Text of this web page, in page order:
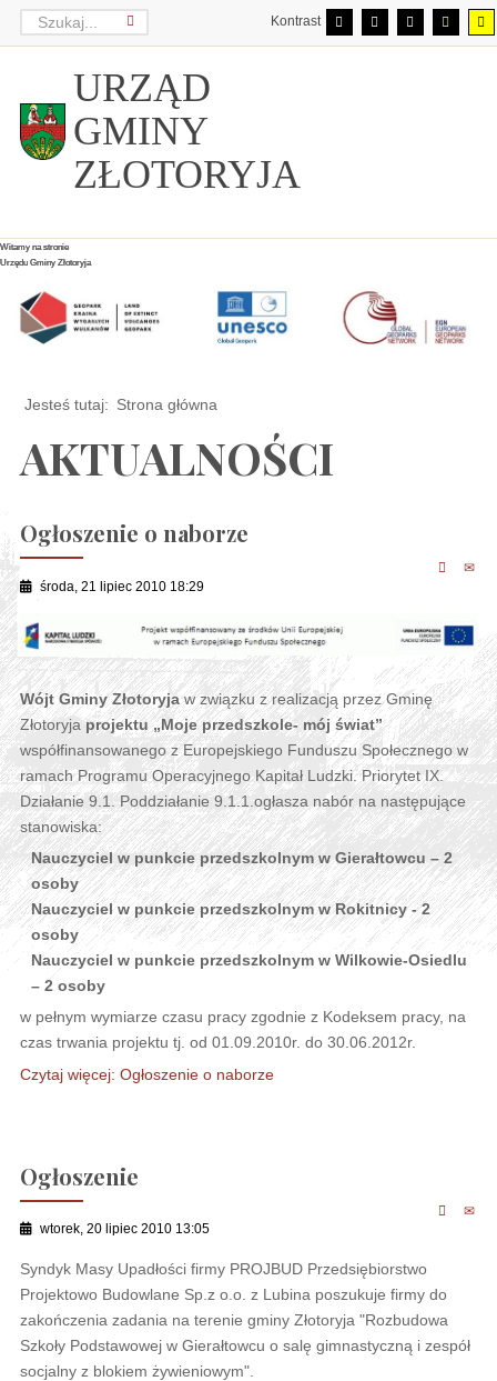
Kontrast
URZĄD
GMINY
ZŁOTORYJA
Witamy na stronie
Urzędu Gminy Złotoryja
Witamy na stronie
Urzędu Gminy Złotoryja
Witamy na stronie
Urzędu Gminy Złotoryja
Jesteś tutaj: Strona główna
AKTUALNOŚCI
Ogłoszenie o naborze
środa, 21 lipiec 2010 18:29
Wójt Gminy Złotoryjaw związku z realizacją przez Gminę
Złotoryja projektu „Moje przedszkole- mój świat”
współfinansowanego z Europejskiego Funduszu Społecznego w
ramach Programu Operacyjnego Kapitał Ludzki. Priorytet IX.
Działanie 9.1. Poddziałanie 9.1.1.ogłasza nabór na następujące
stanowiska:
Nauczyciel w punkcie przedszkolnym w Gierałtowcu – 2
osoby
Nauczyciel w punkcie przedszkolnym w Rokitnicy - 2
osoby
Nauczyciel w punkcie przedszkolnym w Wilkowie-Osiedlu
– 2 osoby
w pełnym wymiarze czasu pracy zgodnie z Kodeksem pracy, na
czas trwania projektu tj. od 01.09.2010r. do 30.06.2012r.
Czytaj więcej: Ogłoszenie o naborze
Ogłoszenie
wtorek, 20 lipiec 2010 13:05
Syndyk Masy Upadłości firmy PROJBUD Przedsiębiorstwo
Projektowo Budowlane Sp.z o.o. z Lubina poszukuje firmy do
zakończenia zadania na terenie gminy Złotoryja "Rozbudowa
Szkoły Podstawowej w Gierałtowcu o salę gimnastyczną i zespół
socjalny z blokiem żywieniowym".